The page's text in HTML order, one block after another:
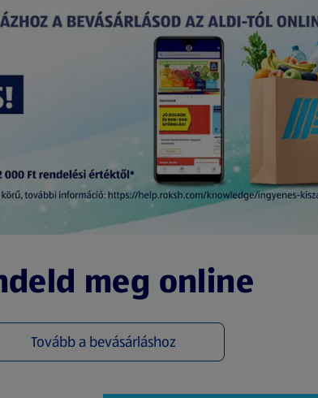
meg online
Tovább a bevásárláshoz
(új oldalon nyílik meg)